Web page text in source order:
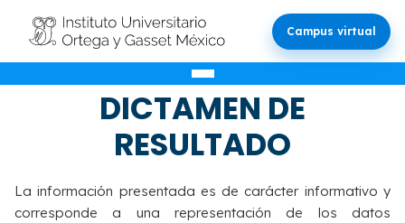
Campus virtual
VALIDACIÓN DEL
DICTAMEN DE
RESULTADO
La información presentada es de carácter informativo y
corresponde a una representación de los datos